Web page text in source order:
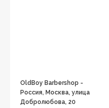
OldBoy Barbershop -
Россия, Москва, улица
Добролюбова, 20